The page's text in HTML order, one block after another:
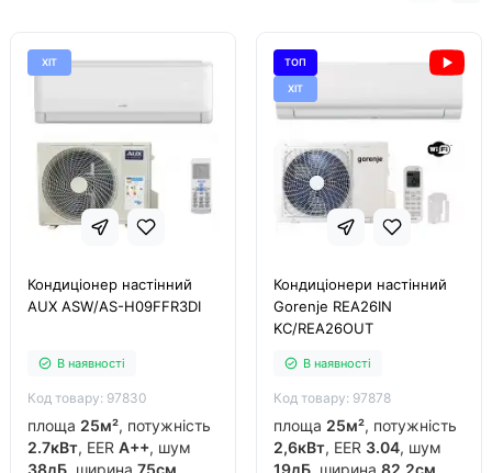
ХІТ
Кондиціонер настінний
AUX ASW/AS-H09FFR3DI
В наявності
Код товару: 97830
площа 25м², потужність
2.7кВт, EER A++, шум
38дБ, ширина 75см,
ТОП
ХІТ
Кондиціонери настінний
Gorenje REA26IN
KC/REA26OUT
В наявності
Код товару: 97878
площа 25м², потужність
2,6кВт, EER 3.04, шум
19дБ, ширина 82.2см,